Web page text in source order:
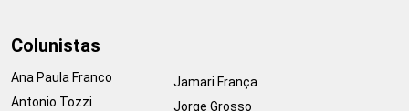
Colunistas
Ana Paula Franco
Antonio Tozzi
Jamari França
Jorge Grosso